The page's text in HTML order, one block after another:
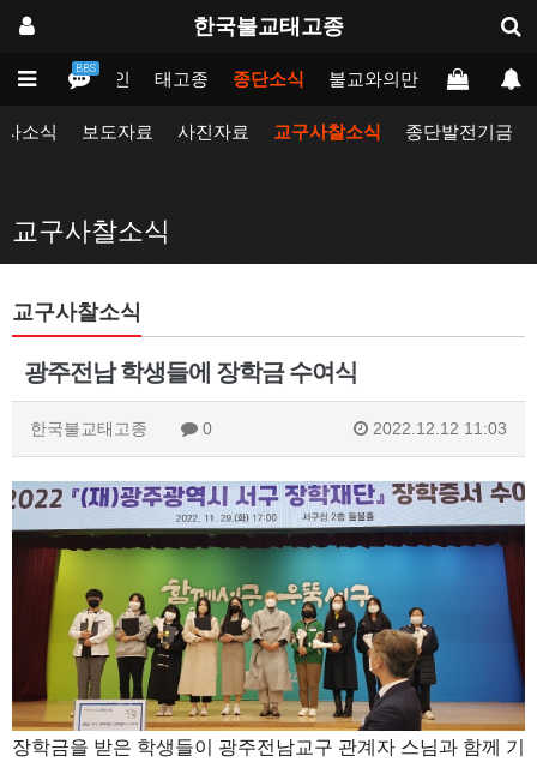
한국불교태고종
BBS
메인 태고종 종단소식 불교와의만남 업무포털
소식 보도자료 사진자료 교구사찰소식 종단발전기금
교구사찰소식
교구사찰소식
광주전남 학생들에 장학금 수여식
한국불교태고종 0 2022.12.12 11:03
장학금을 받은 학생들이 광주전남교구 관계자 스님과 함께 기